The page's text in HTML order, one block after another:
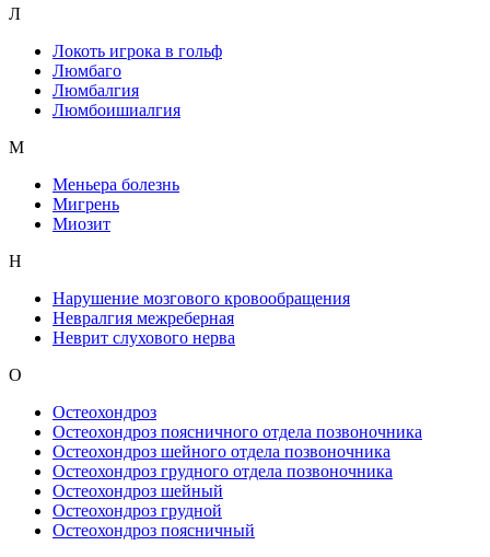
Л
Локоть игрока в гольф
Люмбаго
Люмбалгия
Люмбоишиалгия
М
Меньера болезнь
Мигрень
Миозит
Н
Нарушение мозгового кровообращения
Невралгия межреберная
Неврит слухового нерва
О
Остеохондроз
Остеохондроз поясничного отдела позвоночника
Остеохондроз шейного отдела позвоночника
Остеохондроз грудного отдела позвоночника
Остеохондроз шейный
Остеохондроз грудной
Остеохондроз поясничный